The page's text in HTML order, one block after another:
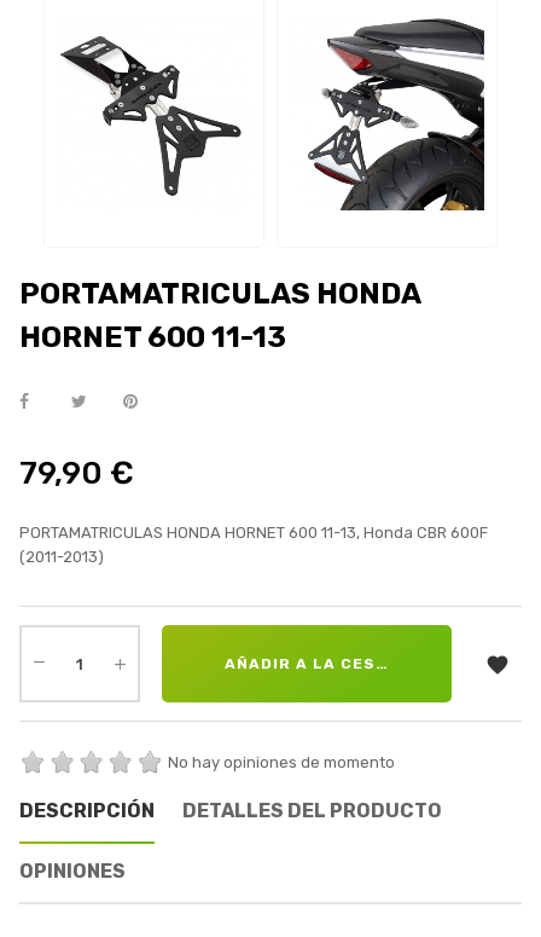
PORTAMATRICULAS HONDA
HORNET 600 11-13
79,90 €
PORTAMATRICULAS HONDA HORNET 600 11-13, Honda CBR 600F
(2011-2013)
AÑADIR A LA CESTA 
No hay opiniones de momento
DESCRIPCIÓN DETALLES DEL PRODUCTO
OPINIONES